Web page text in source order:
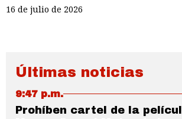
16 de julio de 2026
Últimas noticias
9:47 p.m.
Prohíben cartel de la